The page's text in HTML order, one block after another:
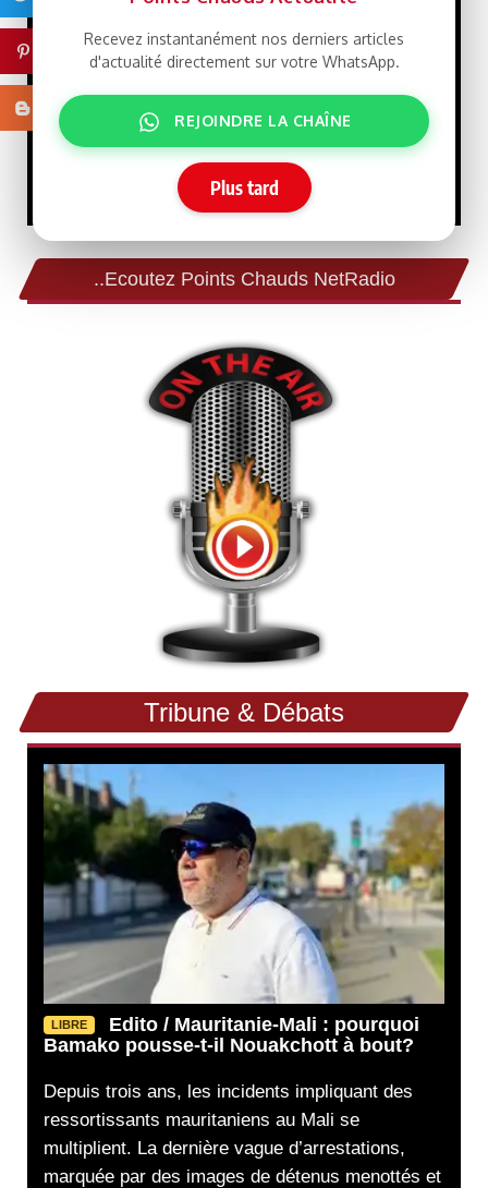
Blogger
déclassement de la CNDH
Rabat met en scène la
solidité de son partenariat
stratégique avec la
Mauritanie
..Ecoutez Points Chauds NetRadio
Tribune & Débats
LIBRE
Edito / Mauritanie-Mali : pourquoi
Bamako pousse-t-il Nouakchott à bout?
Depuis trois ans, les incidents impliquant des
ressortissants mauritaniens au Mali se
multiplient. La dernière vague d’arrestations,
marquée par des images de détenus menottés et
Recevez instantanément nos derniers articles
d'actualité directement sur votre WhatsApp.
REJOINDRE LA CHAÎNE
Plus tard